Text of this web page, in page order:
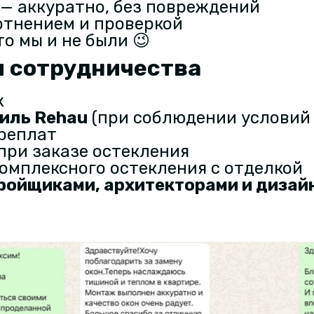
аккуратно, без повреждений
и проверкой
мы и не были 😉
сотрудничества
Rehau (при соблюдении
заказе остекления
остекления с отделкой
архитекторами и